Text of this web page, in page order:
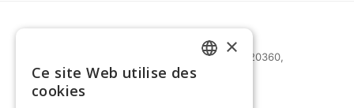
27 bd Mohammed Zerktouni 20360,
Casablanca, Maroc
×
Ce site Web utilise des
cookies